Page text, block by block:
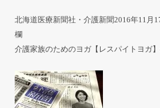
北海道医療新聞社・介護新聞2016年11月
欄
介護家族のためのヨガ【レスパイトヨガ